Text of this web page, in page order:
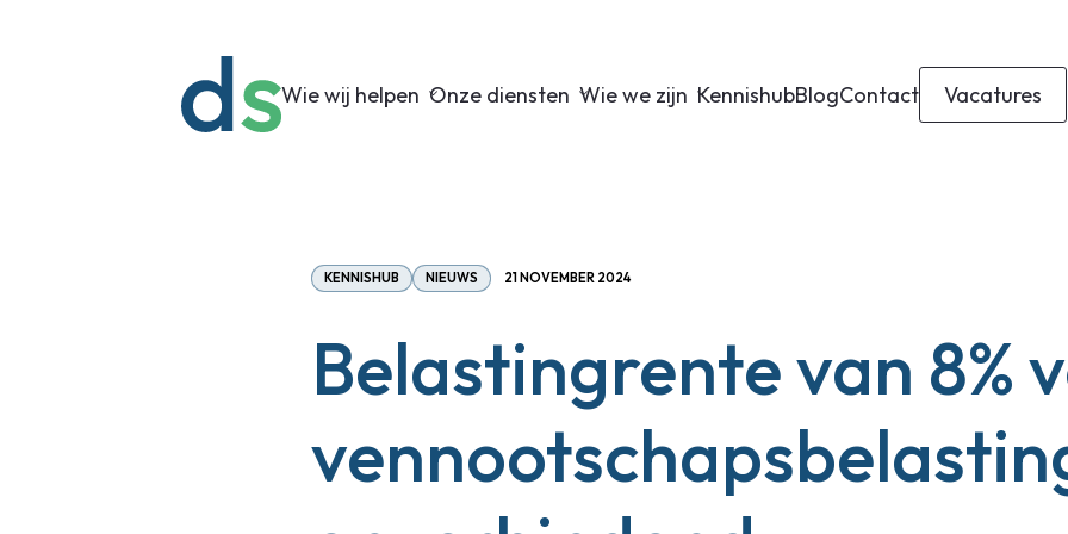
Wie wij helpen Onze diensten Wie we zijn KennishubBlogContact Vacatures
KENNISHUB NIEUWS 21 NOVEMBER 2024
Belastingrente van 8%